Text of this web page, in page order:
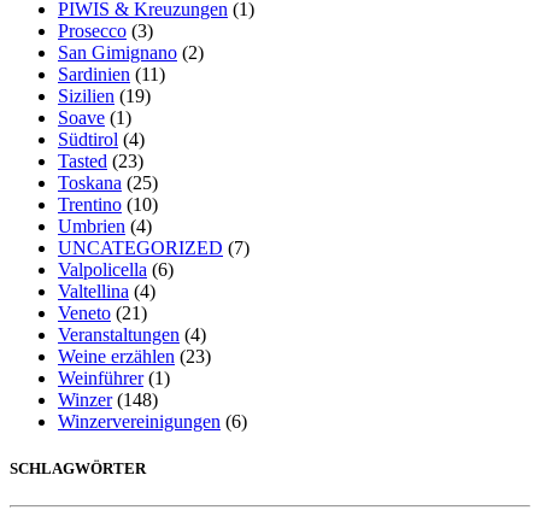
PIWIS & Kreuzungen (1)
Prosecco (3)
San Gimignano (2)
Sardinien (11)
Sizilien (19)
Soave (1)
Südtirol (4)
Tasted (23)
Toskana (25)
Trentino (10)
Umbrien (4)
UNCATEGORIZED (7)
Valpolicella (6)
Valtellina (4)
Veneto (21)
Veranstaltungen (4)
Weine erzählen (23)
Weinführer(1)
Winzer(148)
Winzervereinigungen (6)
SCHLAGWÖRTER